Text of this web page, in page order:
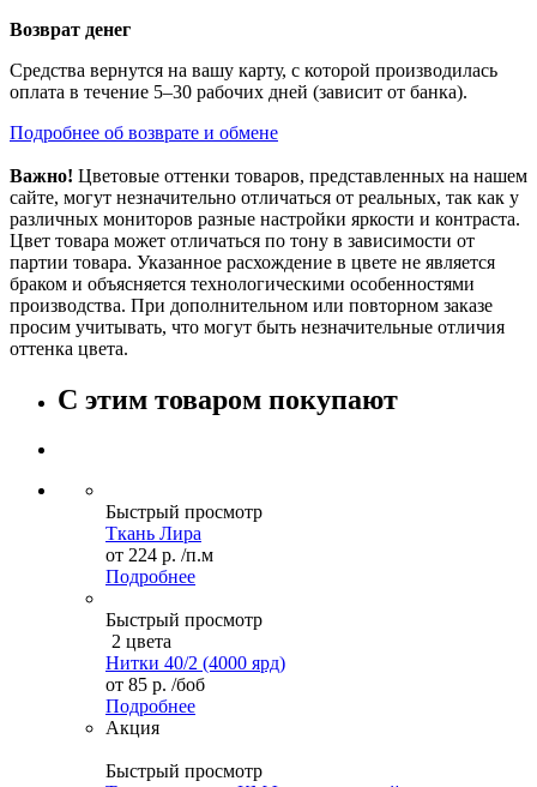
Возврат денег
Средства вернутся на вашу карту, с которой производилась
оплата в течение 5–30 рабочих дней (зависит от банка).
Подробнее об возврате и обмене
Важно! Цветовые оттенки товаров, представленных на нашем
сайте, могут незначительно отличаться от реальных, так как у
различных мониторов разные настройки яркости и контраста.
Цвет товара может отличаться по тону в зависимости от
партии товара. Указанное расхождение в цвете не является
браком и объясняется технологическими особенностями
производства. При дополнительном или повторном заказе
просим учитывать, что могут быть незначительные отличия
оттенка цвета.
С этим товаром покупают
Быстрый просмотр
Ткань Лира
от 224 р. /п.м
Подробнее
Быстрый просмотр
2 цвета
Нитки 40/2 (4000 ярд)
от 85 р. /боб
Подробнее
Акция
Быстрый просмотр